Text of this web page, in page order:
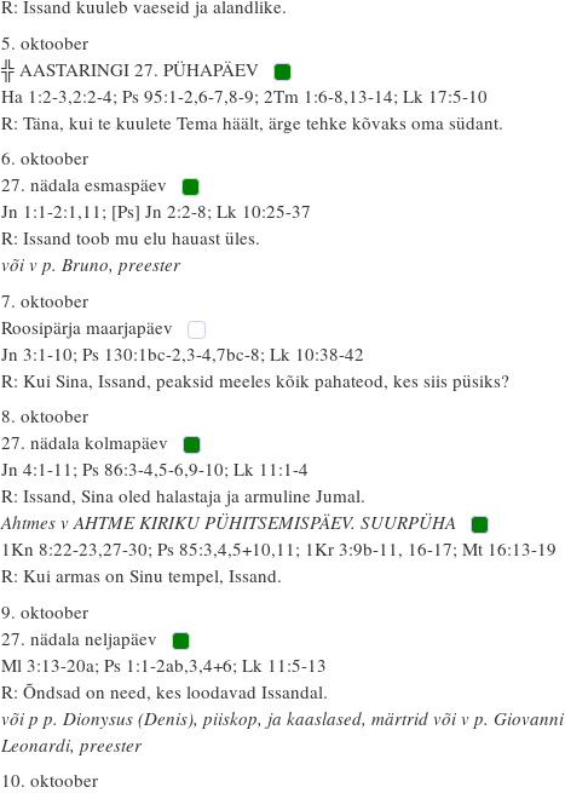
R: Issand kuuleb vaeseid ja alandlike.
5. oktoober
╬ AASTARINGI 27. PÜHAPÄEV
Ha 1:2-3,2:2-4; Ps 95:1-2,6-7,8-9; 2Tm 1:6-8,13-14; Lk 17:5-10
R: Täna, kui te kuulete Tema häält, ärge tehke kõvaks oma südant.
6. oktoober
27. nädala esmaspäev
Jn 1:1-2:1,11; [Ps] Jn 2:2-8; Lk 10:25-37
R: Issand toob mu elu hauast üles.
või v p. Bruno, preester
7. oktoober
Roosipärja maarjapäev
Jn 3:1-10; Ps 130:1bc-2,3-4,7bc-8; Lk 10:38-42
R: Kui Sina, Issand, peaksid meeles kõik pahateod, kes siis püsiks?
8. oktoober
27. nädala kolmapäev
Jn 4:1-11; Ps 86:3-4,5-6,9-10; Lk 11:1-4
R: Issand, Sina oled halastaja ja armuline Jumal.
Ahtmes v AHTME KIRIKU PÜHITSEMISPÄEV. SUURPÜHA
1Kn 8:22-23,27-30; Ps 85:3,4,5+10,11; 1Kr 3:9b-11, 16-17; Mt 16:13-19
R: Kui armas on Sinu tempel, Issand.
9. oktoober
27. nädala neljapäev
Ml 3:13-20a; Ps 1:1-2ab,3,4+6; Lk 11:5-13
R: Õndsad on need, kes loodavad Issandal.
või p p. Dionysus (Denis), piiskop, ja kaaslased, märtrid või v p. Giovanni
Leonardi, preester
10. oktoober